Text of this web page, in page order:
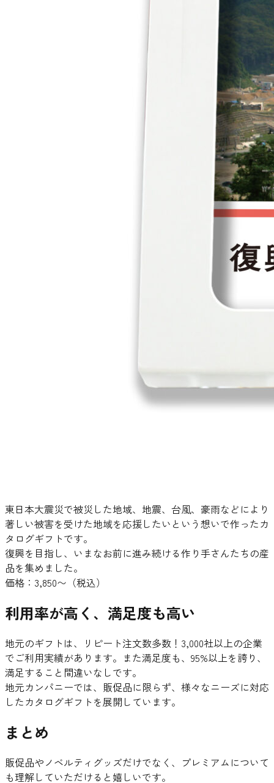
東日本大震災で被災した地域、地震、台風、豪雨などにより
著しい被害を受けた地域を応援したいという想いで作ったカ
タログギフトです。
復興を目指し、いまなお前に進み続ける作り手さんたちの産
品を集めました。
価格：3,850〜（税込）
利用率が高く、満足度も高い
地元のギフトは、リピート注文数多数！3,000社以上の企業
でご利用実績があります。また満足度も、95%以上を誇り、
満足すること間違いなしです。
地元カンパニーでは、販促品に限らず、様々なニーズに対応
したカタログギフトを展開しています。
まとめ
販促品やノベルティグッズだけでなく、プレミアムについて
も理解していただけると嬉しいです。